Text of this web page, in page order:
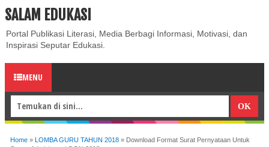
ABOUT CONTACT US
SALAM EDUKASI
Portal Publikasi Literasi, Media Berbagi Informasi, Motivasi, dan
Inspirasi Seputar Edukasi.
MENU
Home » LOMBA GURU TAHUN 2018 » Download Format Surat Pernyataan Untuk